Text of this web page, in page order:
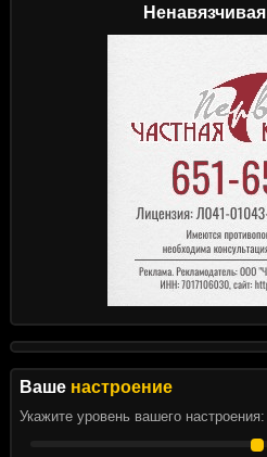
Ненавязчивая
Ваше настроение
Укажите уровень вашего настроения: